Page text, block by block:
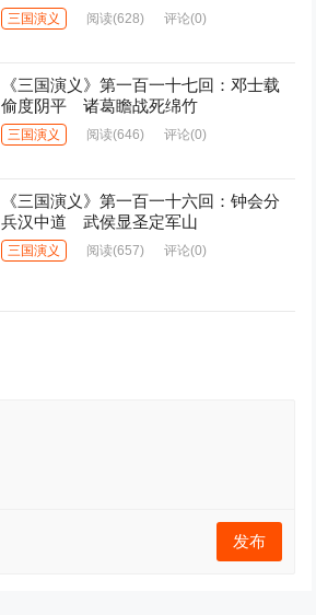
三国演义 阅读(628) 评论(0)
《三国演义》第一百一十七回：邓士载
偷度阴平 诸葛瞻战死绵竹
三国演义 阅读(646) 评论(0)
《三国演义》第一百一十六回：钟会分
兵汉中道 武侯显圣定军山
三国演义 阅读(657) 评论(0)
发布